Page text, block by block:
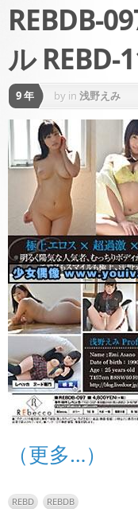
REBDB-
ル REBD-
9 年 by in 浅野えみ
（更多…）
REBD REBDB